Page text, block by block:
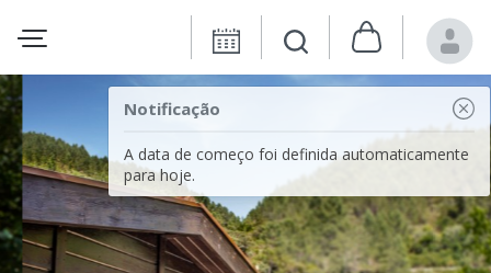
Notificação
A data de começo foi definida automaticamente
para hoje.